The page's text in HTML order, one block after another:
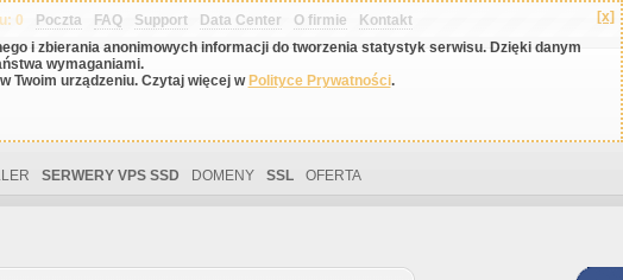
[x]
i zbierania anonimowych informacji do tworzenia statystyk serwisu. Dzięki danym
wymaganiami.
Twoim urządzeniu. Czytaj więcej w Polityce Prywatności.
0 Poczta FAQ Support Data Center O firmie Kontakt
SERWERY VPS SSD DOMENY SSL OFERTA